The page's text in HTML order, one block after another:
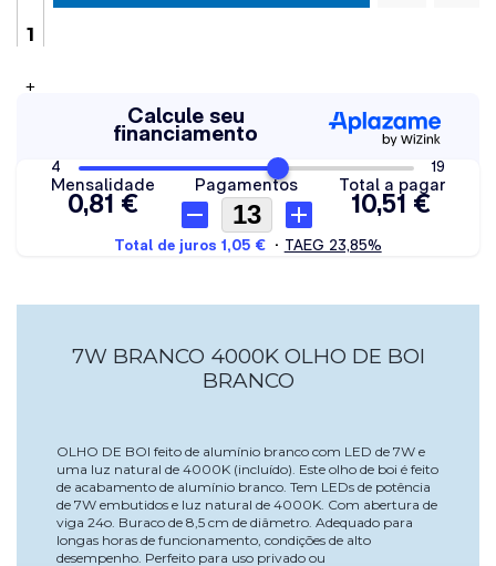
+
7W BRANCO 4000K OLHO DE BOI
BRANCO
OLHO DE BOI feito de alumínio branco com LED de 7W e
uma luz natural de 4000K (incluído). Este olho de boi é feito
de acabamento de alumínio branco. Tem LEDs de potência
de 7W embutidos e luz natural de 4000K. Com abertura de
viga 24o. Buraco de 8,5 cm de diâmetro. Adequado para
longas horas de funcionamento, condições de alto
desempenho. Perfeito para uso privado ou